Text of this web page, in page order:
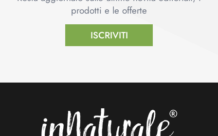
prodotti e le offerte
ISCRIVITI